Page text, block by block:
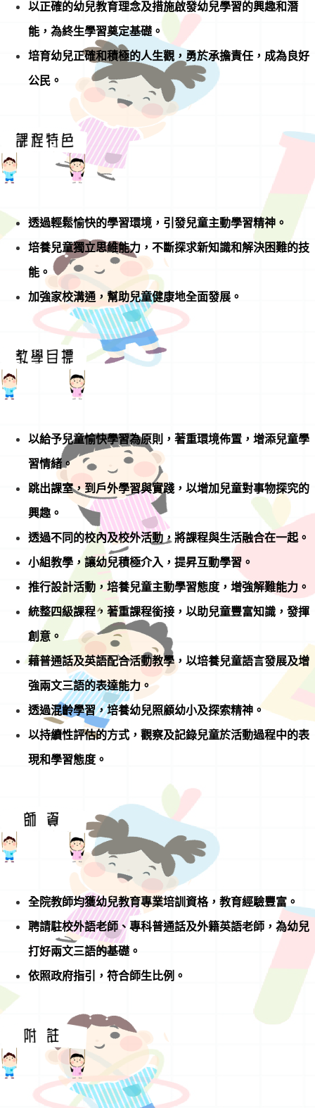
以正確的幼兒教育理念及措施啟發幼兒學習的興趣和潛
能，為終生學習奠定基礎。
培育幼兒正確和積極的人生觀，勇於承擔責任，成為良好
公民。
透過輕鬆愉快的學習環境，引發兒童主動學習精神。
培養兒童獨立思維能力，不斷探求新知識和解決困難的技
能。
加強家校溝通，幫助兒童健康地全面發展。
以給予兒童愉快學習為原則，著重環境佈置，增添兒童學
習情緒。
跳出課室，到戶外學習與實踐，以增加兒童對事物探究的
興趣。
透過不同的校內及校外活動，將課程與生活融合在一起。
小組教學，讓幼兒積極介入，提昇互動學習。
推行設計活動，培養兒童主動學習態度，增強解難能力。
統整四級課程，著重課程銜接，以助兒童豐富知識，發揮
創意。
藉普通話及英語配合活動教學，以培養兒童語言發展及增
強兩文三語的表達能力。
透過混齡學習，培養幼兒照顧幼小及探索精神。
以持續性評估的方式，觀察及記錄兒童於活動過程中的表
現和學習態度。
全院教師均獲幼兒教育專業培訓資格，教育經驗豐富。
聘請駐校外語老師、專科普通話及外籍英語老師，為幼兒
打好兩文三語的基礎。
依照政府指引，符合師生比例。